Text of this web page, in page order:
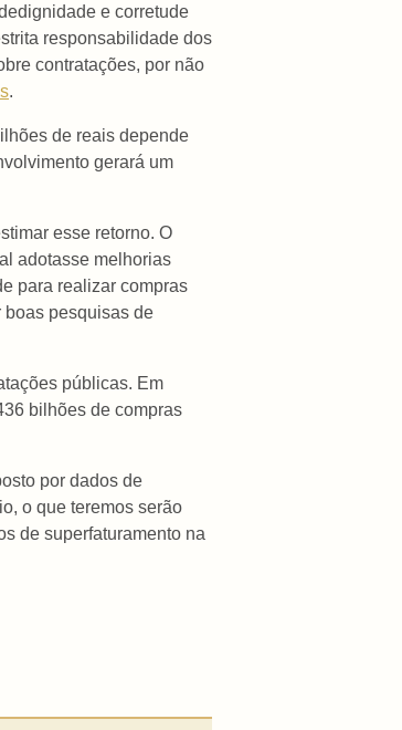
e corretude
responsabilidade dos
contratações, por não
.
de reais depende
gerará um
esse retorno. O
adotasse melhorias
para realizar compras
boas pesquisas de
públicas. Em
bilhões de compras
por dados de
o que teremos serão
de superfaturamento na